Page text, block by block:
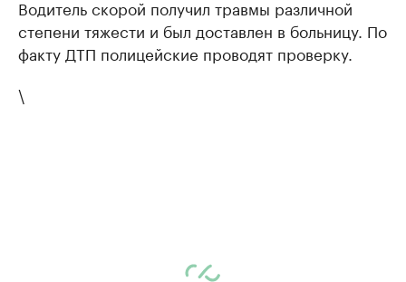
Водитель скорой получил травмы различной
степени тяжести и был доставлен в больницу. По
факту ДТП полицейские проводят проверку.
\